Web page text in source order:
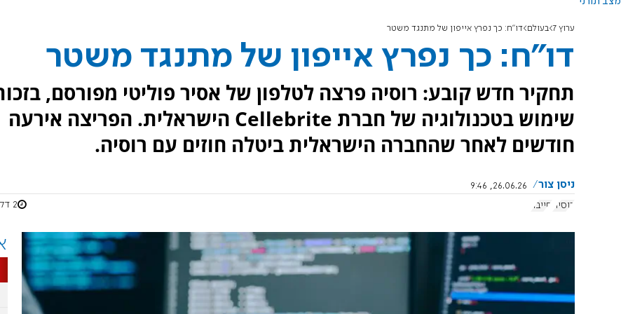
ערוץ 7 בעולם דו"ח: כך נפרץ אייפון של מתנגד משטר
דו"ח: כך נפרץ אייפון של מתנגד משטר
תחקיר חדש קובע: רוסיה פרצה לטלפון של אסיר פוליטי מפורסם,
שימוש בטכנולוגיה של חברת Cellebrite הישראלית. הפריצה אירעה
חודשים לאחר שהחברה הישראלית ביטלה חוזים עם רוסיה.
ניסן צור
26.06.26, 9:46
רוסיה
סייבר 2 דקות